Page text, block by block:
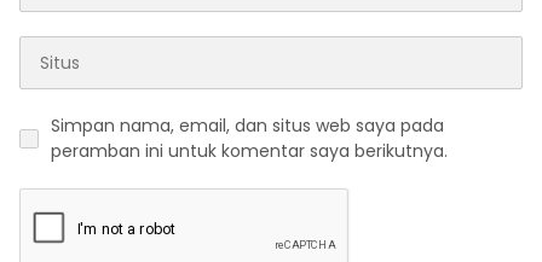
Simpan nama, email, dan situs web saya pada
peramban ini untuk komentar saya berikutnya.